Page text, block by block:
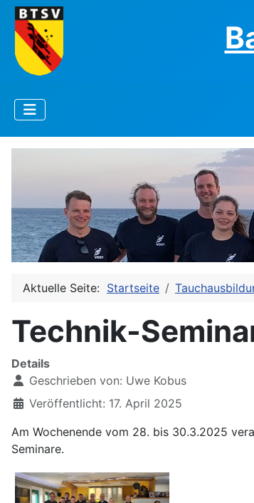
Aktuelle Seite: Startseite
Technik-
Details
Geschrieben von: Uwe Kobus
Veröffentlicht: 17. April 2025
Am Wochenende vom 28. bis 30.3.2025
Seminare.